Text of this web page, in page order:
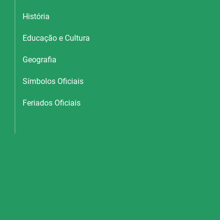
História
Educação e Cultura
Geografia
Símbolos Oficiais
Feriados Oficiais